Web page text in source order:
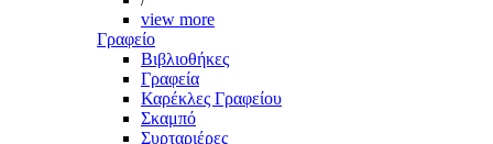
view more
Γραφείο
Βιβλιοθήκες
Γραφεία
Καρέκλες Γραφείου
Σκαμπό
Συρταριέρες